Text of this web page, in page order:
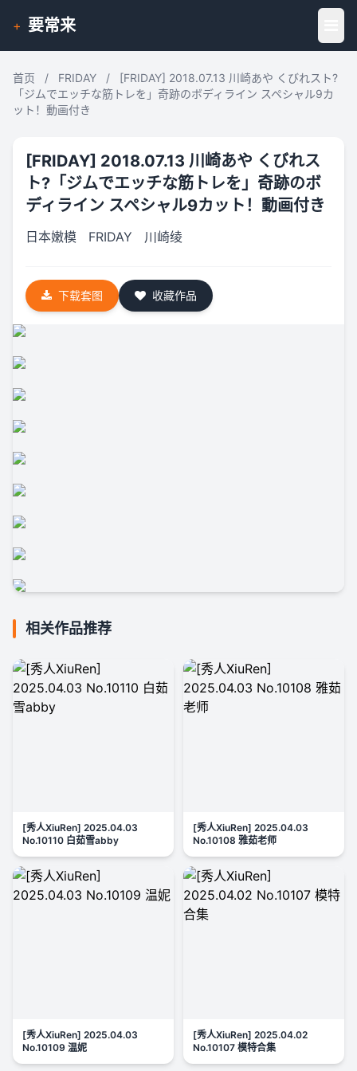
+ 要常来
首页 / FRIDAY /
[FRIDAY] 2018.07.13 川崎あや くびれスト?
「ジムでエッチな筋トレを」奇跡のボディライン スペシャル9カ
ット！動画付き
[FRIDAY] 2018.07.13 川崎あや くびれス
ト?「ジムでエッチな筋トレを」奇跡のボ
ディライン スペシャル9カット！動画付き
日本嫩模 FRIDAY 川崎绫
下载套图 收藏作品
相关作品推荐
[秀人XiuRen] 2025.04.03
No.10110 白茹雪abby
[秀人XiuRen] 2025.04.03
No.10108 雅茹老师
[秀人XiuRen] 2025.04.03
No.10109 温妮
[秀人XiuRen] 2025.04.02
No.10107 模特合集